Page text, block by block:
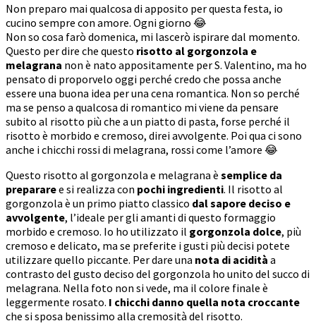
Non preparo mai qualcosa di apposito per questa festa, io
cucino sempre con amore. Ogni giorno 😂
Non so cosa farò domenica, mi lascerò ispirare dal momento.
Questo per dire che questo risotto al gorgonzola e
melagrana non è nato appositamente per S. Valentino, ma ho
pensato di proporvelo oggi perché credo che possa anche
essere una buona idea per una cena romantica. Non so perché
ma se penso a qualcosa di romantico mi viene da pensare
subito al risotto più che a un piatto di pasta, forse perché il
risotto è morbido e cremoso, direi avvolgente. Poi qua ci sono
anche i chicchi rossi di melagrana, rossi come l’amore 😂
Questo risotto al gorgonzola e melagrana è semplice da
prepararee si realizza con pochi ingredienti. Il risotto al
gorgonzola è un primo piatto classico dal sapore deciso e
avvolgente, l’ideale per gli amanti di questo formaggio
morbido e cremoso. Io ho utilizzato il gorgonzola dolce, più
cremoso e delicato, ma se preferite i gusti più decisi potete
utilizzare quello piccante. Per dare una nota di acidità a
contrasto del gusto deciso del gorgonzola ho unito del succo di
melagrana. Nella foto non si vede, ma il colore finale è
leggermente rosato. I chicchi danno quella nota croccante
che si sposa benissimo alla cremosità del risotto.